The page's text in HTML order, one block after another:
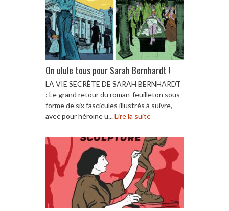
On ulule tous pour Sarah Bernhardt !
LA VIE SECRÈTE DE SARAH BERNHARDT
: Le grand retour du roman-feuilleton sous
forme de six fascicules illustrés à suivre,
avec pour héroïne u...Lire la suite